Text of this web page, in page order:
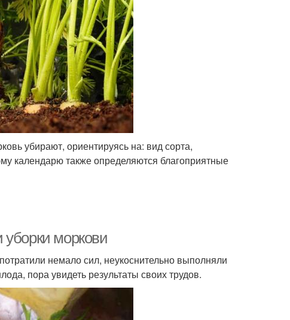
убирают, ориентируясь на: вид сорта,
календарю также определяются благоприятные
уборки моркови
немало сил, неукоснительно выполняли
пора увидеть результаты своих трудов.